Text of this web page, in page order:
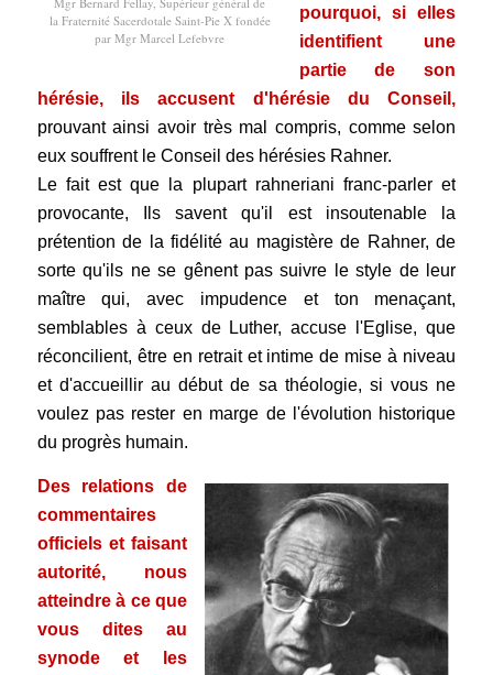
la Fraternité Sacerdotale Saint-Pie X fondée
par Mgr Marcel Lefebvre
pourquoi, si elles
identifient une
partie de son
hérésie, ils accusent d'hérésie du Conseil,
prouvant ainsi avoir très mal compris, comme selon
eux souffrent le Conseil des hérésies Rahner.
Le fait est que la plupart rahneriani franc-parler et
provocante, Ils savent qu'il est insoutenable la
prétention de la fidélité au magistère de Rahner, de
sorte qu'ils ne se gênent pas suivre le style de leur
maître qui, avec impudence et ton menaçant,
semblables à ceux de Luther, accuse l'Eglise, que
réconcilient, être en retrait et intime de mise à niveau
et d'accueillir au début de sa théologie, si vous ne
voulez pas rester en marge de l'évolution historique
du progrès humain.
Des relations de
commentaires
officiels et faisant
autorité, nous
atteindre à ce que
vous dites au
synode et les